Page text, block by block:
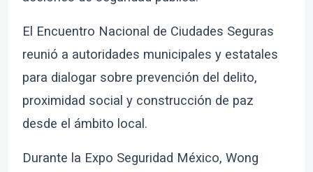
El Encuentro Nacional de Ciudades Seguras
reunió a autoridades municipales y estatales
para dialogar sobre prevención del delito,
proximidad social y construcción de paz
desde el ámbito local.
Durante la Expo Seguridad México, Wong